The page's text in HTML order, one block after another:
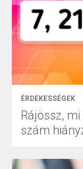
ÉRDEKESSÉGEK
Rájössz,
szám